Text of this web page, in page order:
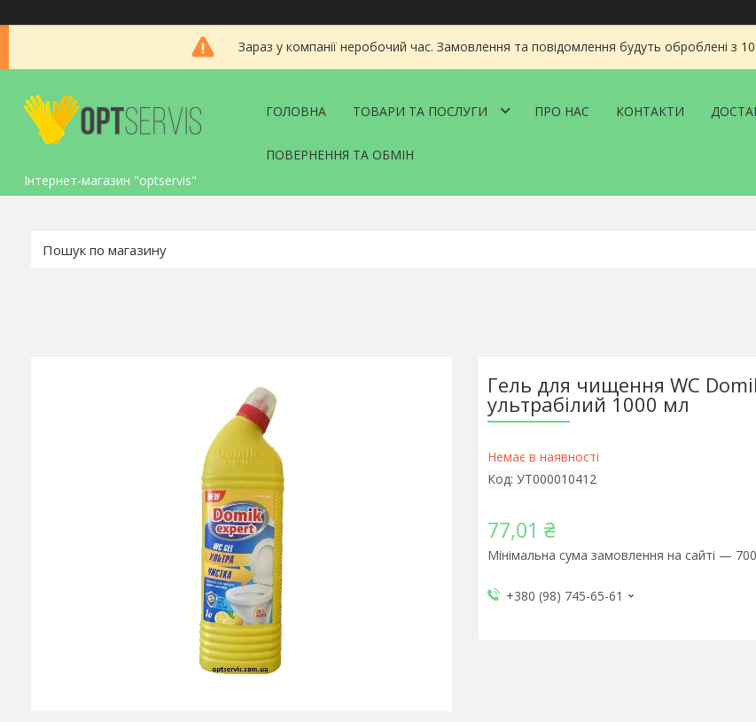
Зараз у компанії неробочий час. Замовлення та повідомлення будуть оброблені з
Інтернет-магазин "optservis"
ГОЛОВНА ТОВАРИ ТА ПОСЛУГИ ПРО НАС КОНТАКТИ
ПОВЕРНЕННЯ ТА ОБМІН
Гель для чищення WC
ультрабілий 1000 мл
Немає в наявності
Код: УТ000010412
77,01 ₴
Мінімальна сума замовлення на сайті —
+380 (98) 745-65-61